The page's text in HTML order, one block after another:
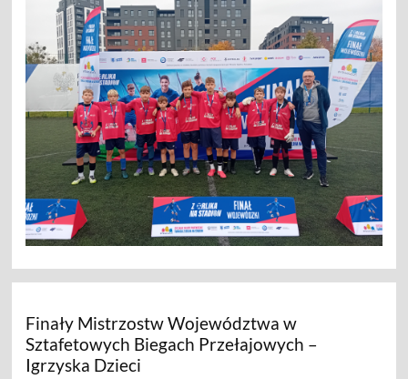
Finały Mistrzostw Województwa w
Sztafetowych Biegach Przełajowych –
Igrzyska Dzieci